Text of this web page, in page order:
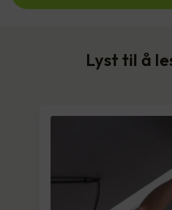
Lyst til å